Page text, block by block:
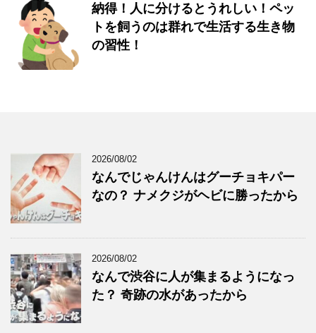
納得！人に分けるとうれしい！ペッ
トを飼うのは群れで生活する生き物
の習性！
2026/08/02
なんでじゃんけんはグーチョキパー
なの？ ナメクジがヘビに勝ったから
2026/08/02
なんで渋谷に人が集まるようになっ
た？ 奇跡の水があったから